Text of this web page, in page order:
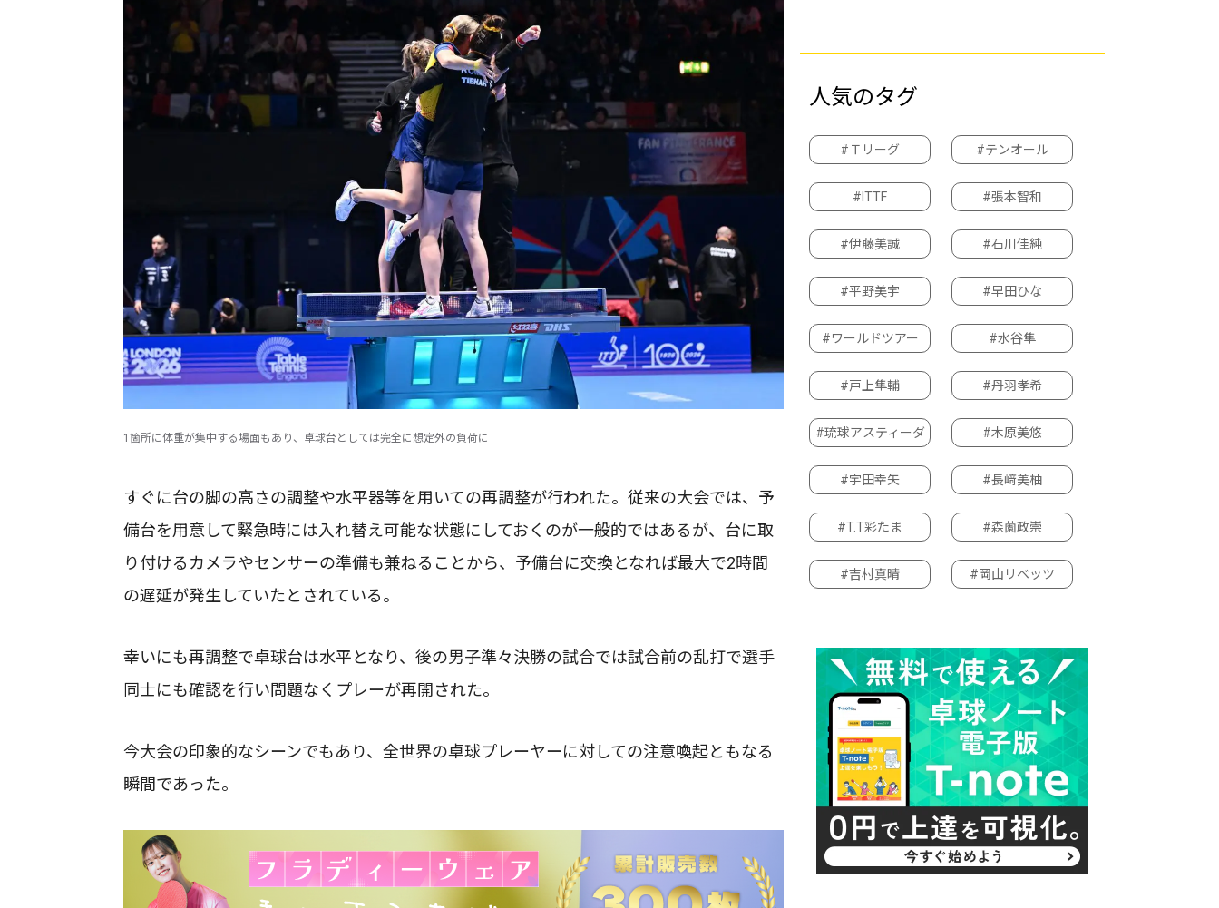
1箇所に体重が集中する場面もあり、卓球台としては完全に想定外の負荷に
すぐに台の脚の高さの調整や水平器等を用いての再調整が行われた。従来の大会では、予
備台を用意して緊急時には入れ替え可能な状態にしておくのが一般的ではあるが、台に取
り付けるカメラやセンサーの準備も兼ねることから、予備台に交換となれば最大で2時間
の遅延が発生していたとされている。
幸いにも再調整で卓球台は水平となり、後の男子準々決勝の試合では試合前の乱打で選手
同士にも確認を行い問題なくプレーが再開された。
今大会の印象的なシーンでもあり、全世界の卓球プレーヤーに対しての注意喚起ともなる
瞬間であった。
人気のタグ
#Ｔリーグ #テンオール
#ITTF #張本智和
#伊藤美誠 #石川佳純
#平野美宇 #早田ひな
#ワールドツアー #水谷隼
#戸上隼輔 #丹羽孝希
#琉球アスティーダ #木原美悠
#宇田幸矢 #長﨑美柚
#T.T彩たま #森薗政崇
#吉村真晴 #岡山リベッツ